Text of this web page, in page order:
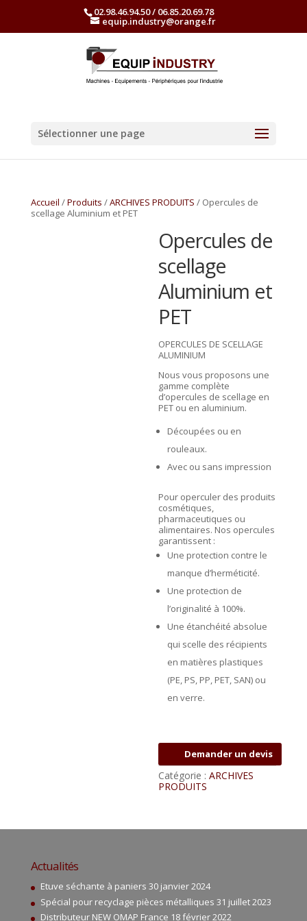
02.98.46.94.50 / 06.85.20.69.78
equip.industry@orange.fr
Sélectionner une page
Accueil /Produits /ARCHIVES PRODUITS / Opercules de
scellage Aluminium et PET
Opercules de
scellage
Aluminium et
PET
OPERCULES DE SCELLAGE
ALUMINIUM
Nous vous proposons une
gamme complète
d’opercules de scellage en
PET ou en aluminium.
Découpées ou en
rouleaux.
Avec ou sans impression
Pour operculer des produits
cosmétiques,
pharmaceutiques ou
alimentaires. Nos opercules
garantissent :
Une protection contre le
manque d’herméticité.
Une protection de
l’originalité à 100%.
Une étanchéité absolue
qui scelle des récipients
en matières plastiques
(PE, PS, PP, PET, SAN) ou
en verre.
Demander un devis
Catégorie :ARCHIVES
PRODUITS
Actualités
Etuve séchante à paniers 30 janvier 2024
Spécial pour recyclage pièces métalliques 31 juillet 2023
Distributeur NEW OMAP France 18 février 2022